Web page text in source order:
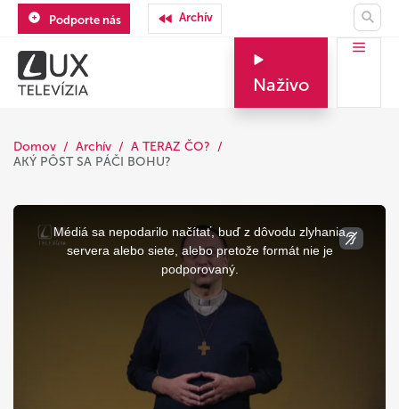
Podporte nás Archív
Naživo
Domov Archív
A TERAZ ČO?
AKÝ PÔST SA PÁČI BOHU?
This
window.
Médiá sa nepodarilo načítať, buď z dôvodu zlyhania
servera alebo siete, alebo pretože formát nie je
podporovaný.